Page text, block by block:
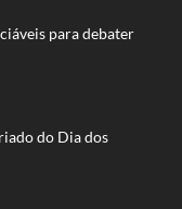
para debater
do Dia dos